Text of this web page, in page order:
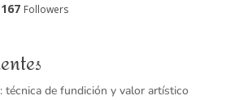
167 Followers
técnica de fundición y valor artístico